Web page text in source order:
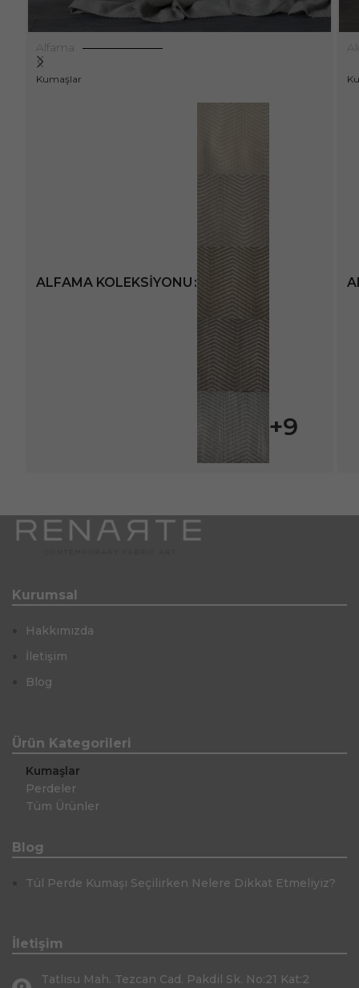
Alfama
Kumaşlar
ALFAMA KOLEKSIYONU
+9
Kurumsal
Hakkımızda
İletişim
Blog
Ürün Kategorileri
Kumaşlar
Perdeler
Tüm Ürünler
Blog
Tül Perde Kumaşı Seçilirken Nelere Dikkat Etmeliyiz?
İletişim
Tatlısu Mah. Tezcan Cad. Pakdil Sk. No:21 Kat:2